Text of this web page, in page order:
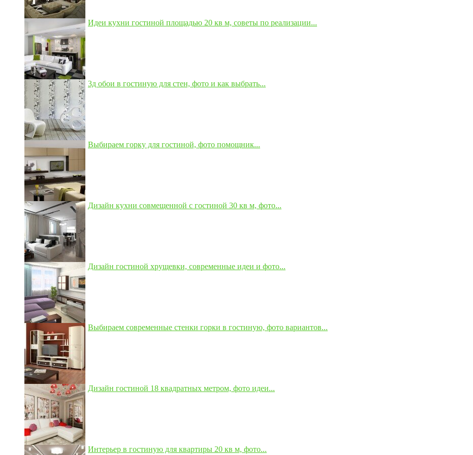
Идеи кухни гостиной площадью 20 кв м, советы по реализации...
3д обои в гостиную для стен, фото и как выбрать...
Выбираем горку для гостиной, фото помощник...
Дизайн кухни совмещенной с гостиной 30 кв м, фото...
Дизайн гостиной хрущевки, современные идеи и фото...
Выбираем современные стенки горки в гостиную, фото вариантов...
Дизайн гостиной 18 квадратных метром, фото идеи...
Интерьер в гостиную для квартиры 20 кв м, фото...